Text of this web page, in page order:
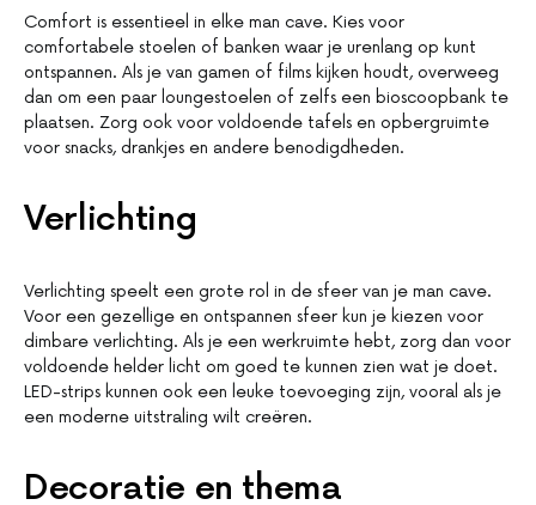
Comfort is essentieel in elke man cave. Kies voor
comfortabele stoelen of banken waar je urenlang op kunt
ontspannen. Als je van gamen of films kijken houdt, overweeg
dan om een paar loungestoelen of zelfs een bioscoopbank te
plaatsen. Zorg ook voor voldoende tafels en opbergruimte
voor snacks, drankjes en andere benodigdheden.
Verlichting
Verlichting speelt een grote rol in de sfeer van je man cave.
Voor een gezellige en ontspannen sfeer kun je kiezen voor
dimbare verlichting. Als je een werkruimte hebt, zorg dan voor
voldoende helder licht om goed te kunnen zien wat je doet.
LED-strips kunnen ook een leuke toevoeging zijn, vooral als je
een moderne uitstraling wilt creëren.
Decoratie en thema